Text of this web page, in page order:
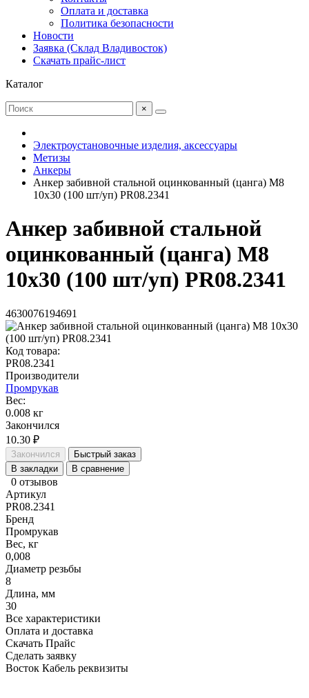
Оплата и доставка
Политика безопасности
Новости
Заявка (Склад Владивосток)
Скачать прайс-лист
Каталог
×
Электроустановочные изделия, аксессуары
Метизы
Анкеры
Анкер забивной стальной оцинкованный (цанга) М8
10х30 (100 шт/уп) PR08.2341
Анкер забивной стальной
оцинкованный (цанга) М8
10х30 (100 шт/уп) PR08.2341
4630076194691
Код товара:
PR08.2341
Производители
Промрукав
Вес:
0.008 кг
Закончился
10.30 ₽
Закончился
Быстрый заказ
В закладки
В сравнение
0 отзывов
Артикул
PR08.2341
Бренд
Промрукав
Вес, кг
0,008
Диаметр резьбы
8
Длина, мм
30
Все характеристики
Оплата и доставка
Скачать Прайс
Сделать заявку
Восток Кабель реквизиты